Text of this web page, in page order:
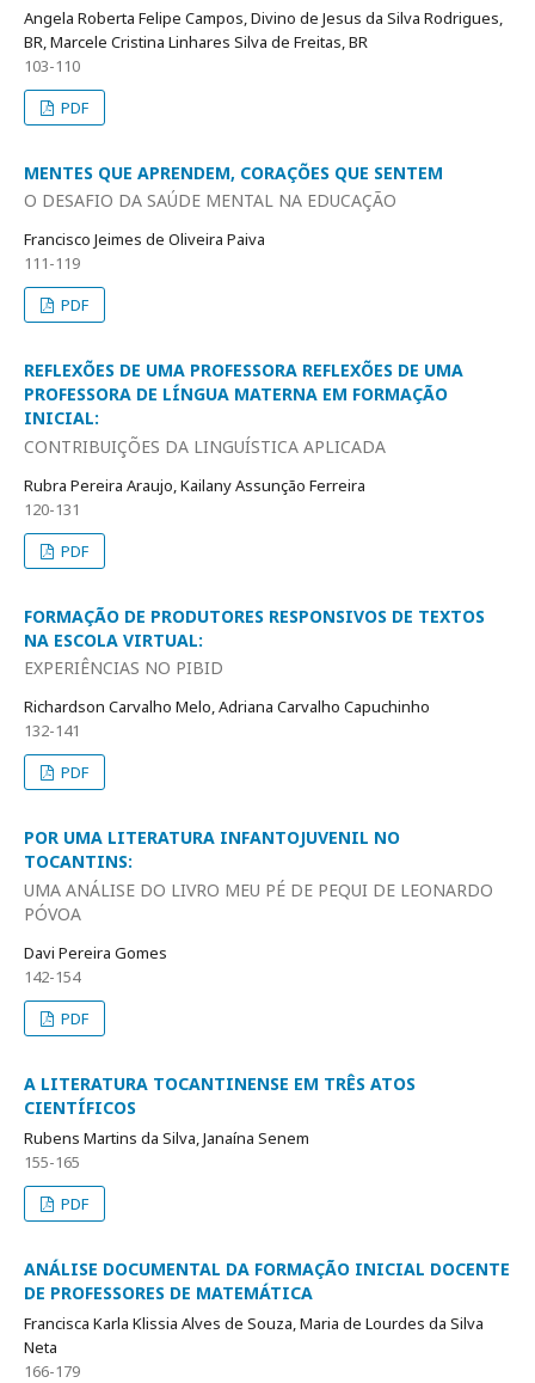
Angela Roberta Felipe Campos, Divino de Jesus da Silva Rodrigues,
BR, Marcele Cristina Linhares Silva de Freitas, BR
103-110
PDF
MENTES QUE APRENDEM, CORAÇÕES QUE SENTEM
O DESAFIO DA SAÚDE MENTAL NA EDUCAÇÃO
Francisco Jeimes de Oliveira Paiva
111-119
PDF
REFLEXÕES DE UMA PROFESSORA REFLEXÕES DE UMA
PROFESSORA DE LÍNGUA MATERNA EM FORMAÇÃO
INICIAL:
CONTRIBUIÇÕES DA LINGUÍSTICA APLICADA
Rubra Pereira Araujo, Kailany Assunção Ferreira
120-131
PDF
FORMAÇÃO DE PRODUTORES RESPONSIVOS DE TEXTOS
NA ESCOLA VIRTUAL:
EXPERIÊNCIAS NO PIBID
Richardson Carvalho Melo, Adriana Carvalho Capuchinho
132-141
PDF
POR UMA LITERATURA INFANTOJUVENIL NO
TOCANTINS:
UMA ANÁLISE DO LIVRO MEU PÉ DE PEQUI DE LEONARDO
PÓVOA
Davi Pereira Gomes
142-154
PDF
A LITERATURA TOCANTINENSE EM TRÊS ATOS
CIENTÍFICOS
Rubens Martins da Silva, Janaína Senem
155-165
PDF
ANÁLISE DOCUMENTAL DA FORMAÇÃO INICIAL DOCENTE
DE PROFESSORES DE MATEMÁTICA
Francisca Karla Klissia Alves de Souza, Maria de Lourdes da Silva
Neta
166-179